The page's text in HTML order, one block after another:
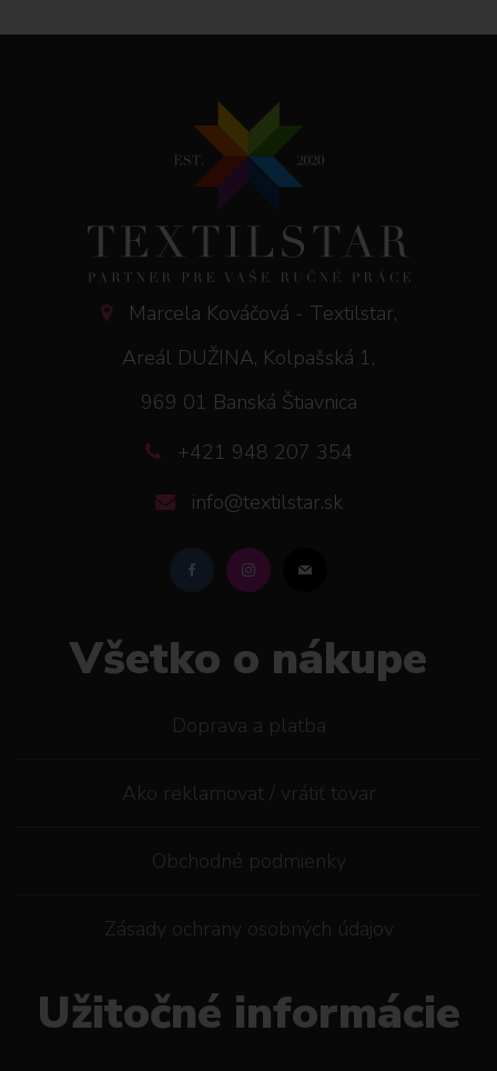
Marcela Kováčová - Textilstar,
Areál DUŽINA, Kolpašská 1,
969 01 Banská Štiavnica
+421 948 207 354
info@textilstar.sk
Všetko o nákupe
Doprava a platba
Ako reklamovat / vrátiť tovar
Obchodné podmienky
Zásady ochrany osobných údajov
Užitočné informácie